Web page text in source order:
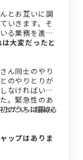
とお互いに調
いきます。そ
る業務を進め
大変だったと
ん同士のやり
のやりとりが
なければいけ
。緊急性のあ
のうちは掴み
とだいぶ掴める
ップはありま